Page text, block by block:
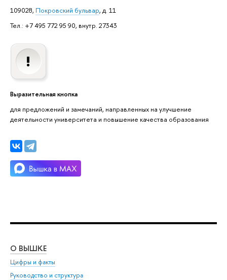
109028, Покровский бульвар, д. 11
Тел.: +7 495 772 95 90, внутр. 27343
Выразительная кнопка
для предложений и замечаний, направленных на улучшение
деятельности университета и повышение качества образования
О ВЫШКЕ
Цифры и факты
Руководство и структура